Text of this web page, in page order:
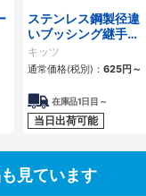
ステンレス鋼製径違
いブッシング継手ね
じ込み
キッツ
通常価格(税別)： 625円～
在庫品1日目～
当日出荷可能
見ています